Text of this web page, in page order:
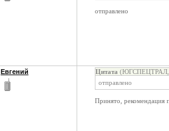
отправлено
Евгений Цитата (ЮГСПЕЦТРАЛ,
отправлено
Принято, рекомендация